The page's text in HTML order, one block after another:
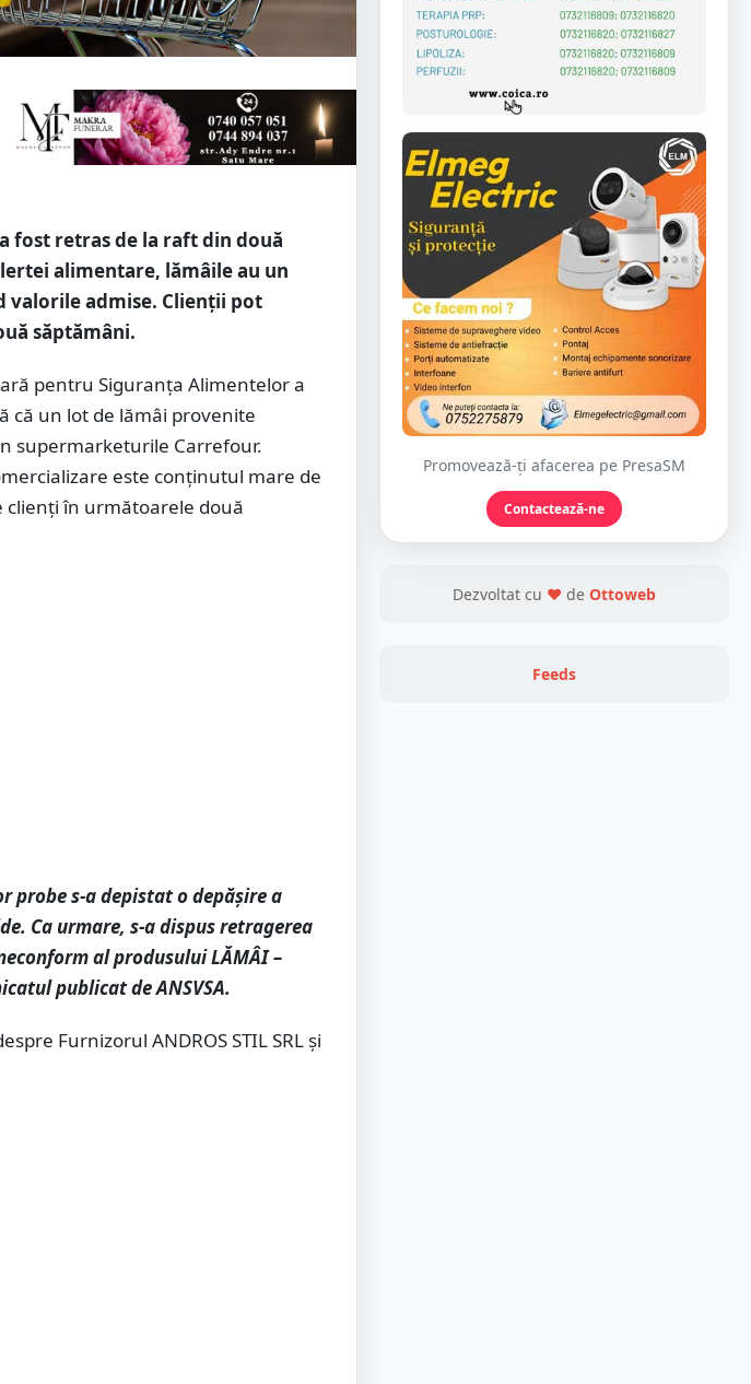
fost retras de la raft din două
alimentare, lămâile au un
valorile admise. Clienții pot
săptămâni.
pentru Siguranța Alimentelor a
că un lot de lămâi provenite
supermarketurile Carrefour.
este conținutul mare de
clienți în următoarele două
probe s-a depistat o depăşire a
Ca urmare, s-a dispus retragerea
al produsului LĂMÂI –
publicat de ANSVSA.
Furnizorul ANDROS STIL SRL şi
Promovează-ți afacerea pe PresaSM
Contactează-ne
Dezvoltat cu ❤ de Ottoweb
Feeds